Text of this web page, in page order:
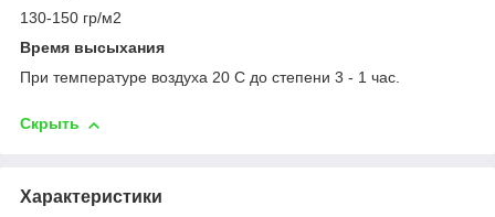
130-150 гр/м2
Время высыхания
При температуре воздуха 20 С до степени 3 - 1 час.
Скрыть
Характеристики